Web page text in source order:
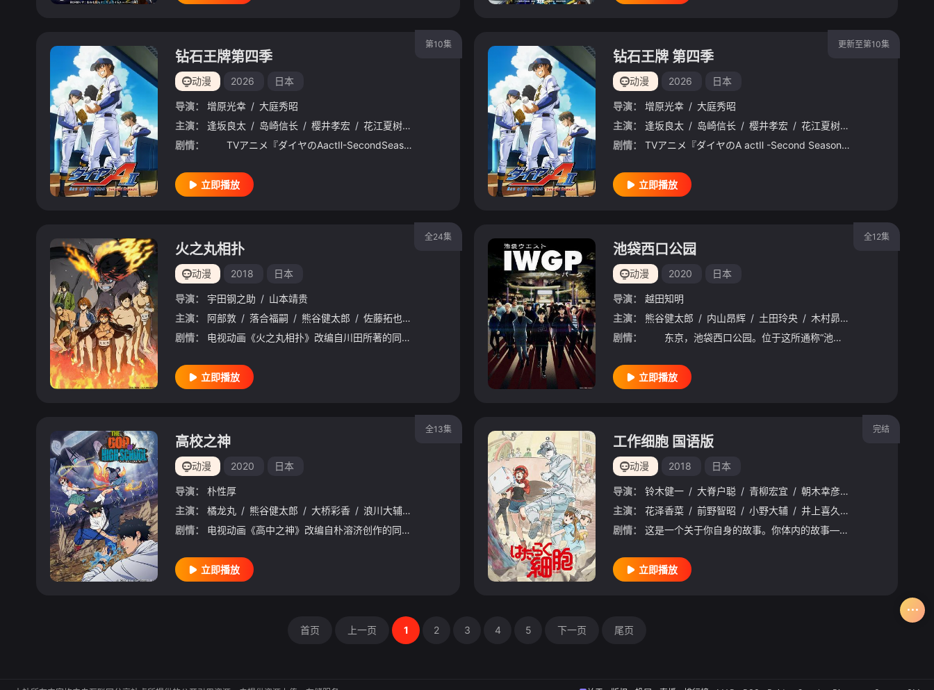
第10集
钻石王牌第四季
动漫 2026 日本
导演： 增原光幸 / 大庭秀昭
主演：
逢坂良太 / 岛崎信长 / 樱井孝宏 / 花江夏树 / 松冈祯丞 / 苍井翔太 / 田尻浩章 / 下妻由幸 / 村田太志 / 下野纮 / 武内骏辅 / 内田雄马
剧情：
TVアニメ『ダイヤのAactⅡ-SecondSeason-』が、2026年4月からテレ東系6局ネット、AT-Xほかにて放送開始となることが決定！さらに、キービジュアル、PV第1弾が公開となりました
立即播放
更新至第10集
钻石王牌 第四季
动漫 2026 日本
导演： 增原光幸 / 大庭秀昭
主演：
逢坂良太 / 岛崎信长 / 樱井孝宏 / 花江夏树 /
剧情：
TVアニメ『ダイヤのA actⅡ -Second Season-』が、2026年4月からテレ東系6局ネット、AT-Xほかにて放送開始となることが決定！さらに、キービジュアル、PV第1弾が公開となりました。
立即播放
全24集
火之丸相扑
动漫 2018 日本
导演： 宇田钢之助 / 山本靖贵
主演：
阿部敦 / 落合福嗣 / 熊谷健太郎 / 佐藤拓也 / 寺岛拓笃 / 小松未可子 / 田边留依 / 武内骏辅 / 吉永拓斗 / 杉山纪彰 / 八代拓 / 富森贾斯汀
剧情：
电视动画《火之丸相扑》改编自川田所著的同名漫画作品，于2018年1月在《周刊少年JUMP》2018年6号上发表了动画化的决定。动画由GONZO负责制作，于2018年10月播出。斗志昂昂！怀揣梦想的大汉
立即播放
全12集
池袋西口公园
动漫 2020 日本
导演：
越田知明
主演：
熊谷健太郎 / 内山昂辉 / 土田玲央 / 木村昴 /
剧情：
东京，池袋西口公园。位于这所通称“池袋WestGatePark”公园附近的水果店家的儿子·真岛诚，接连解决了涉及黑道的犯罪以及黑帮争夺地盘等警察无从下手的困难事件，人称“池袋的麻烦终结者”。在鱼龙
立即播放
全13集
高校之神
动漫 2020 日本
导演：
朴性厚
主演：
橘龙丸 / 熊谷健太郎 / 大桥彩香 / 浪川大辅 /
剧情：
电视动画《高中之神》改编自朴溶济创作的同名漫画作品，于2020年2月25日宣布了动画化的消息。动画由MAPPA负责制作，于2020年7月播出。自称是最强高中生的“陈毛利”。他的人生因为被邀请去参加选拔
立即播放
完结
工作细胞 国语版
动漫 2018 日本
导演： 铃木健一 / 大脊户聪 / 青柳宏宜 / 朝木幸彦 /
主演：
花泽香菜 / 前野智昭 / 小野大辅 / 井上喜久子
剧情：
这是一个关于你自身的故事。你体内的故事——。 人的细胞数量，约为37兆2千亿个。 细胞们在名为身体的世界中，今天也精神满满、无休无眠地在工作着。 运送着氧气的红细胞，与细菌战斗的白细胞……！
立即播放
首页 上一页 1 2 3 4 5 下一页 尾页